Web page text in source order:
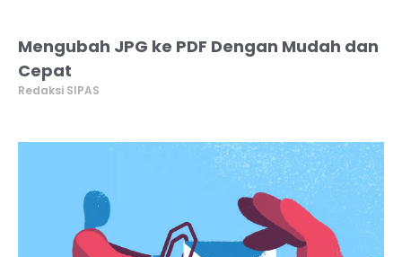
Mengubah JPG ke PDF Dengan Mudah dan
Cepat
Redaksi SIPAS